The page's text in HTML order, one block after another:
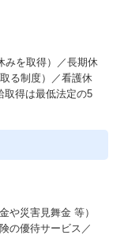
くり】
、バイブコーディン
ラミングする手
した。
ネジメントやユー
ロ人材が不可欠で
て、これまで把握
把握することが可
みを取得）／長期休
る制度）／看護休
得は最低法定の5
や災害見舞金 等）
の優待サービス／